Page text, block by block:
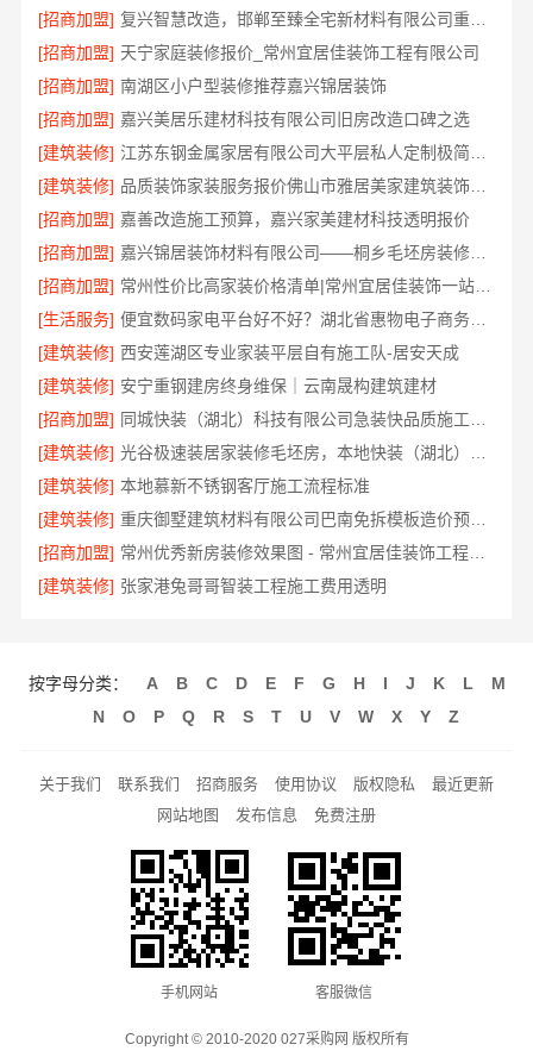
[招商加盟]
复兴智慧改造，邯郸至臻全宅新材料有限公司重塑空间美学
[招商加盟] 天宁家庭装修报价_常州宜居佳装饰工程有限公司
[招商加盟] 南湖区小户型装修推荐嘉兴锦居装饰
[招商加盟] 嘉兴美居乐建材科技有限公司旧房改造口碑之选
[建筑装修]
[建筑装修]
品质装饰家装服务报价佛山市雅居美家建筑装饰工程有限公司
[招商加盟] 嘉善改造施工预算，嘉兴家美建材科技透明报价
[招商加盟]
嘉兴锦居装饰材料有限公司——桐乡毛坯房装修费用
[招商加盟]
常州性价比高家装价格清单|常州宜居佳装饰一站式全包服务
[生活服务]
便宜数码家电平台好不好？湖北省惠物电子商务有限公司评测
[建筑装修] 西安莲湖区专业家装平层自有施工队-居安天成
[建筑装修] 安宁重钢建房终身维保｜云南晟构建筑建材
[招商加盟]
[建筑装修]
[建筑装修] 本地慕新不锈钢客厅施工流程标准
[建筑装修]
重庆御墅建筑材料有限公司巴南免拆模板造价预算抗震防风
[招商加盟]
常州优秀新房装修效果图 - 常州宜居佳装饰工程有限公司设计案例
[建筑装修] 张家港兔哥哥智装工程施工费用透明
按字母分类： A B C D E F G H I J K L
M
N
O P Q R S T U V W X Y Z
关于我们 联系我们 招商服务 使用协议 版权隐私
最近更新
网站地图
发布信息 免费注册
手机网站 客服微信
Copyright © 2010-2020 027采购网 版权所有